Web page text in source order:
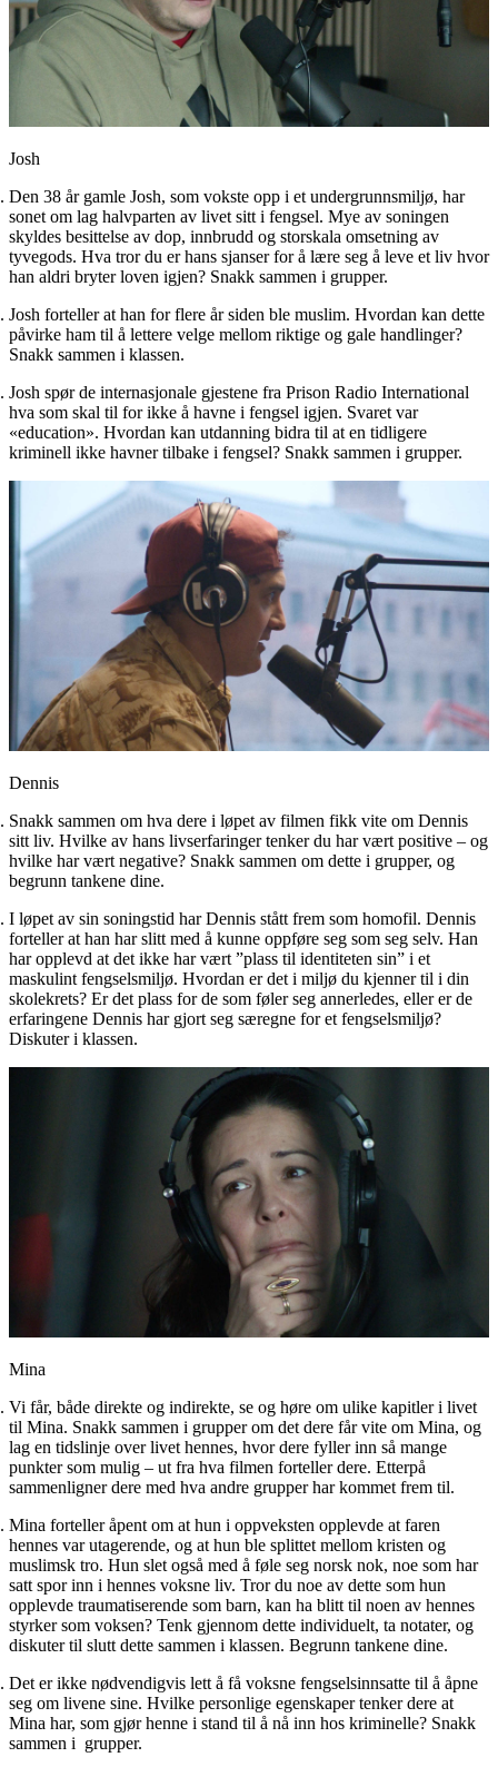
Josh
Den 38 år gamle Josh, som vokste opp i et undergrunnsmiljø, har
sonet om lag halvparten av livet sitt i fengsel. Mye av soningen
skyldes besittelse av dop, innbrudd og storskala omsetning av
tyvegods. Hva tror du er hans sjanser for å lære seg å leve et liv hvor
han aldri bryter loven igjen? Snakk sammen i grupper.
Josh forteller at han for flere år siden ble muslim. Hvordan kan dette
påvirke ham til å lettere velge mellom riktige og gale handlinger?
Snakk sammen i klassen.
Josh spør de internasjonale gjestene fra Prison Radio International
hva som skal til for ikke å havne i fengsel igjen. Svaret var
«education». Hvordan kan utdanning bidra til at en tidligere
kriminell ikke havner tilbake i fengsel? Snakk sammen i grupper.
Dennis
Snakk sammen om hva dere i løpet av filmen fikk vite om Dennis
sitt liv. Hvilke av hans livserfaringer tenker du har vært positive – og
hvilke har vært negative? Snakk sammen om dette i grupper, og
begrunn tankene dine.
I løpet av sin soningstid har Dennis stått frem som homofil. Dennis
forteller at han har slitt med å kunne oppføre seg som seg selv. Han
har opplevd at det ikke har vært ”plass til identiteten sin” i et
maskulint fengselsmiljø. Hvordan er det i miljø du kjenner til i din
skolekrets? Er det plass for de som føler seg annerledes, eller er de
erfaringene Dennis har gjort seg særegne for et fengselsmiljø?
Diskuter i klassen.
Mina
Vi får, både direkte og indirekte, se og høre om ulike kapitler i livet
til Mina. Snakk sammen i grupper om det dere får vite om Mina, og
lag en tidslinje over livet hennes, hvor dere fyller inn så mange
punkter som mulig – ut fra hva filmen forteller dere. Etterpå
sammenligner dere med hva andre grupper har kommet frem til.
Mina forteller åpent om at hun i oppveksten opplevde at faren
hennes var utagerende, og at hun ble splittet mellom kristen og
muslimsk tro. Hun slet også med å føle seg norsk nok, noe som har
satt spor inn i hennes voksne liv. Tror du noe av dette som hun
opplevde traumatiserende som barn, kan ha blitt til noen av hennes
styrker som voksen? Tenk gjennom dette individuelt, ta notater, og
diskuter til slutt dette sammen i klassen. Begrunn tankene dine.
Det er ikke nødvendigvis lett å få voksne fengselsinnsatte til å åpne
seg om livene sine. Hvilke personlige egenskaper tenker dere at
Mina har, som gjør henne i stand til å nå inn hos kriminelle? Snakk
sammen i grupper.